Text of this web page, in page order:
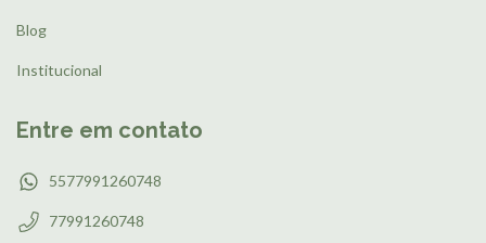
Blog
Institucional
Entre em contato
5577991260748
77991260748